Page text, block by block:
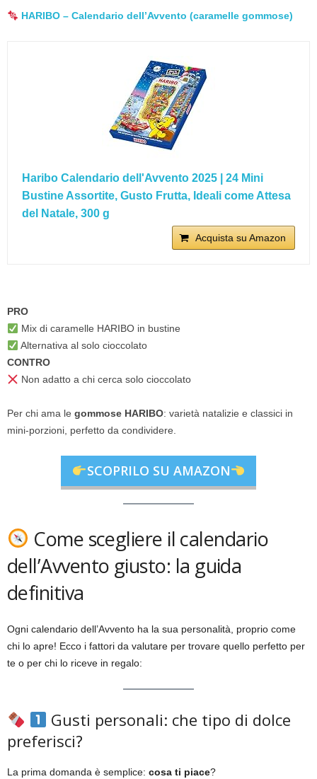
HARIBO – Calendario dell’Avvento (caramelle gommose)
Haribo Calendario dell'Avvento 2025 | 24 Mini
Bustine Assortite, Gusto Frutta, Ideali come Attesa
del Natale, 300 g
Acquista su Amazon
PRO
Mix di caramelle HARIBO in bustine
Alternativa al solo cioccolato
CONTRO
Non adatto a chi cerca solo cioccolato
Per chi ama le gommose HARIBO: varietà natalizie e classici in
mini-porzioni, perfetto da condividere.
SCOPRILO SU AMAZON
Come scegliere il calendario
dell’Avvento giusto: la guida
definitiva
Ogni calendario dell’Avvento ha la sua personalità, proprio come
chi lo apre! Ecco i fattori da valutare per trovare quello perfetto per
te o per chi lo riceve in regalo:
Gusti personali: che tipo di dolce
preferisci?
La prima domanda è semplice: cosa ti piace?